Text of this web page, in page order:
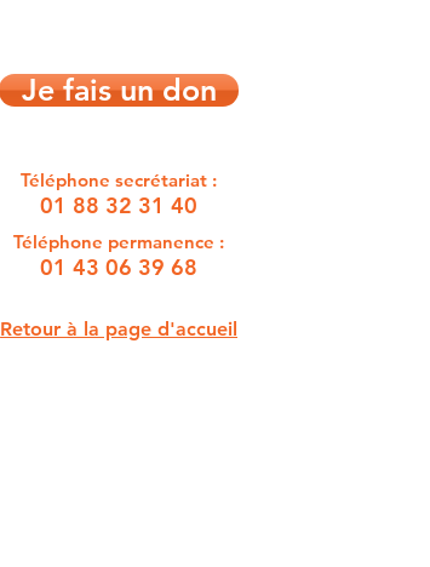
Je fais un don
Téléphone secrétariat :
01 88 32 31 40
Téléphone permanence :
01 43 06 39 68
Retour à la page d'accueil